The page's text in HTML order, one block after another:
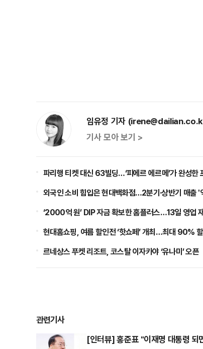
임유정 기자
기사 모아 보기 >
파리행 티켓 대신 63빌딩…‘피에르 에르메’가 완성한
외국인 소비 힘입은 현대백화점…2분기·상반기 매출 '
‘2000억 원’ DIP 자금 확보한 홈플러스…13일 영업
현대홈쇼핑, 여름 할인전 ‘핫쇼페’ 개최…최대 90%
르네상스 푸켓 리조트, 코스탈 이자카야 ‘유나미’ 오픈
관련기사
[인터뷰] 홍준표 "이재명 대통령